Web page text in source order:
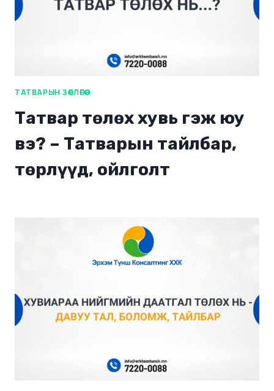
ТАТВАРЫН ЗӨВЛӨГӨӨ
Татвар төлөх хувь гэж юу
вэ? – Татварын тайлбар,
төрлүүд, ойлголт